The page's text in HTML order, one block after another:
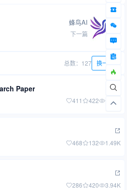
蜂鸟AI
下一篇
总数：127 换一批
Paper
411 422 1.89K
468 132 1.49K
286 420 3.94K